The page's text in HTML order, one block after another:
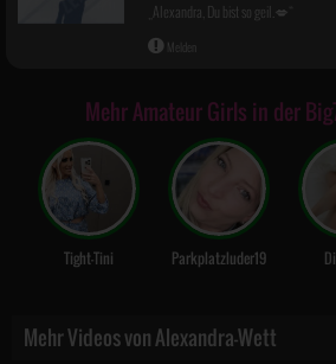
Alexandra, Du bist so geil.💋
Melden
Mehr Amateur Girls in der
Tight-Tini Parkplatzluder19
Mehr Videos von Alexandra-Wett